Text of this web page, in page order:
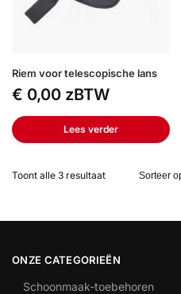
Riem voor telescopische lans
€ 0,00 zBTW
Lees verder
Toont alle 3 resultaat
ONZE CATEGORIEËN
Schoonmaak-toebehoren